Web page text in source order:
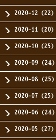
2020-12（22）
2020-11（20）
2020-10（25）
2020-09（24）
2020-08（25）
2020-07（25）
2020-06（24）
2020-05（27）